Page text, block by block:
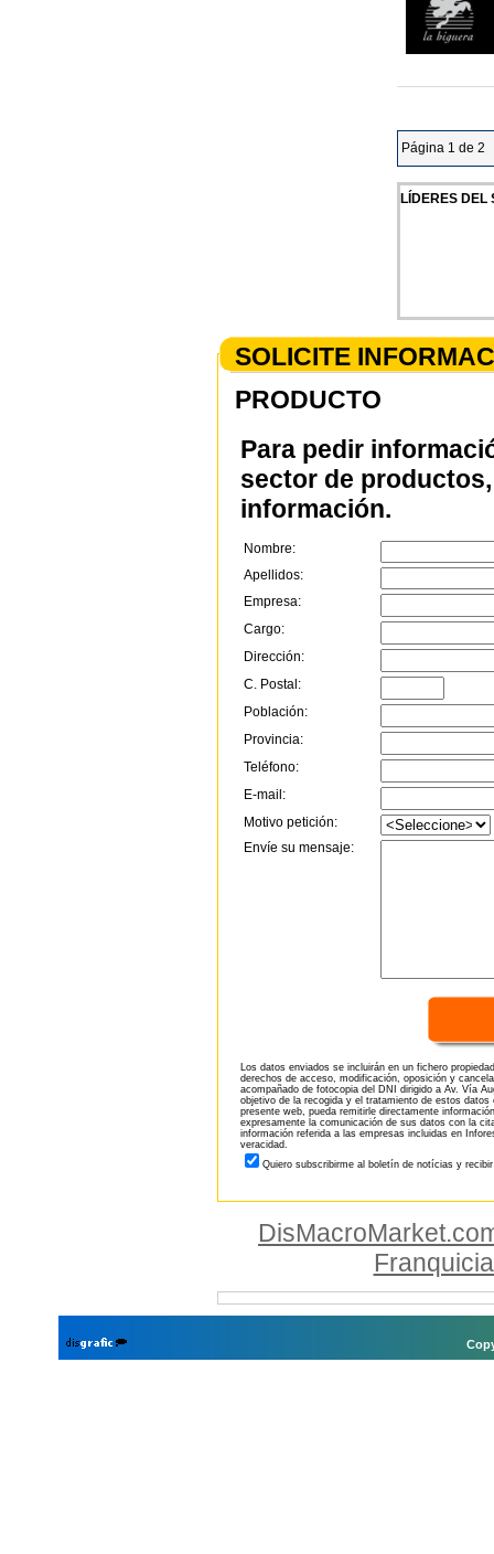
Página 1 de 2
LÍDERES DEL
SOLICITE
PRODUCTO
Para pedir
sector de
información.
Nombre:
Apellidos:
Empresa:
Cargo:
Dirección:
C. Postal:
Población:
Provincia:
Teléfono:
E-mail:
Motivo petición:
Envíe su mensaje:
Los datos enviados se incluirán en un fichero
derechos de acceso, modificación, oposición y
acompañado de fotocopia del DNI dirigido a Av. Vía
objetivo de la recogida y el tratamiento de estos
presente web, pueda remitirle directamente
expresamente la comunicación de sus datos con la
información referida a las empresas incluidas en
veracidad.
Quiero subscribirme al boletín de notícias y